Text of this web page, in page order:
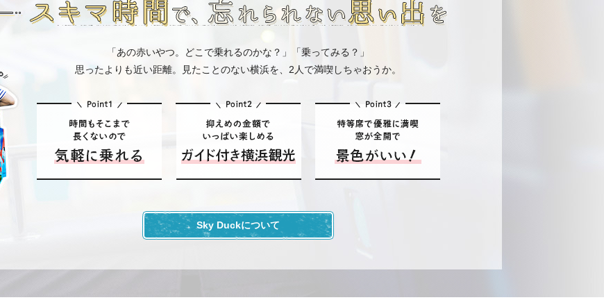
Night Tour 運行開始！
県高岡市】スカイバス高岡 ９月12日運行開始！
了につきまして
販売再開のお知らせ
予約の受付休止のお知らせ
の対象年齢範囲変更について
騨】岐阜県・奥飛騨温泉郷の大自然を感じる「おくひだマウンテンバス」運行のお知らせ
クチケットの使い方について
改定のお知らせ
「あの赤いやつ。どこで乗れるのかな？」「乗ってみる？」
思ったよりも近い距離。見たことのない横浜を、2人で満喫しちゃおうか。
Sky Duckについて